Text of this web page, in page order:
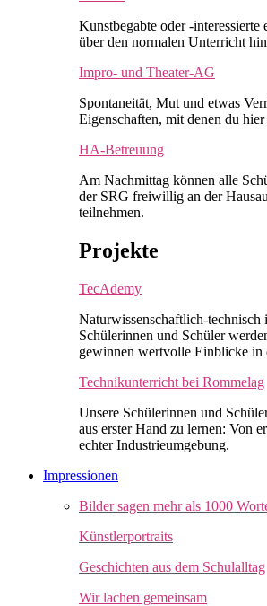
Kunstbegabte oder -interessierte
über den normalen Unterricht
Impro- und Theater-AG
Spontaneität, Mut und etwas
Eigenschaften, mit denen du
HA-Betreuung
Am Nachmittag können alle
der SRG freiwillig an der
teilnehmen.
Projekte
TecAdemy
Naturwissenschaftlich-technisch
Schülerinnen und Schüler
gewinnen wertvolle Einblicke in
Technikunterricht bei Rommelag
Unsere Schülerinnen und
aus erster Hand zu lernen: Von
echter Industrieumgebung.
Impressionen
Bilder sagen mehr als 1000
Künstlerportraits
Geschichten aus dem Schulalltag
Wir lachen gemeinsam